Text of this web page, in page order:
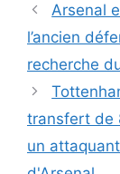
Arsenal
l’ancien
recherche
transfert de
un